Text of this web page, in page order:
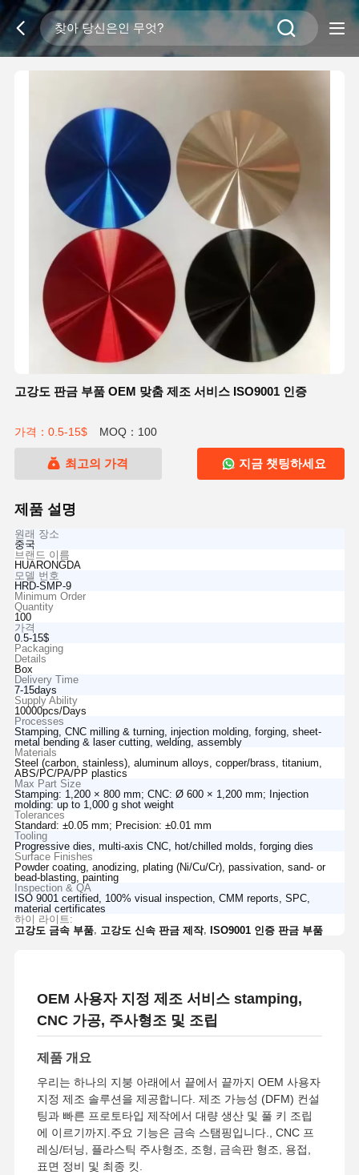
고강도 판금 부품 OEM 맞춤 제조 서비스 ISO9001 인증
가격：0.5-15$ MOQ：100
최고의 가격 지금 챗팅하세요
제품 설명
원래 장소
중국
브랜드 이름
HUARONGDA
모델 번호
HRD-SMP-9
Minimum Order
Quantity
100
가격
0.5-15$
Packaging
Details
Box
Delivery Time
7-15days
Supply Ability
10000pcs/Days
Processes
Stamping, CNC milling & turning, injection molding, forging, sheet-
metal bending & laser cutting, welding, assembly
Materials
Steel (carbon, stainless), aluminum alloys, copper/brass, titanium,
ABS/PC/PA/PP plastics
Max Part Size
Stamping: 1,200 × 800 mm; CNC: Ø 600 × 1,200 mm; Injection
molding: up to 1,000 g shot weight
Tolerances
Standard: ±0.05 mm; Precision: ±0.01 mm
Tooling
Progressive dies, multi-axis CNC, hot/chilled molds, forging dies
Surface Finishes
Powder coating, anodizing, plating (Ni/Cu/Cr), passivation, sand- or
bead-blasting, painting
Inspection & QA
ISO 9001 certified, 100% visual inspection, CMM reports, SPC,
material certificates
하이 라이트:
고강도 금속 부품, 고강도 신속 판금 제작, ISO9001 인증 판금 부품
OEM 사용자 지정 제조 서비스 stamping,
CNC 가공, 주사형조 및 조립
제품 개요
우리는 하나의 지붕 아래에서 끝에서 끝까지 OEM 사용자
지정 제조 솔루션을 제공합니다. 제조 가능성 (DFM) 컨설
팅과 빠른 프로토타입 제작에서 대량 생산 및 풀 키 조립
에 이르기까지.주요 기능은 금속 스탬핑입니다., CNC 프
레싱/터닝, 플라스틱 주사형조, 조형, 금속판 형조, 용접,
표면 정비 및 최종 킷.